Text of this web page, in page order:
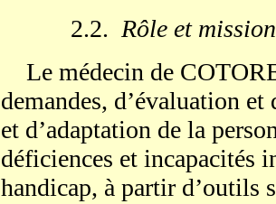
2.2. Rôle et
Le médecin de
demandes, d’évaluation
et d’adaptation de la
déficiences et incapacités
handicap, à partir d’outils